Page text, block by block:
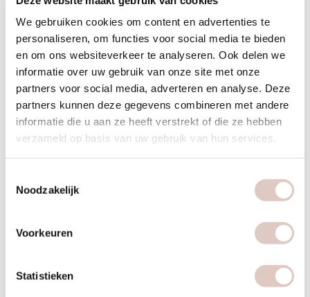
We gebruiken cookies om content en advertenties te
personaliseren, om functies voor social media te bieden
en om ons websiteverkeer te analyseren. Ook delen we
informatie over uw gebruik van onze site met onze
partners voor social media, adverteren en analyse. Deze
partners kunnen deze gegevens combineren met andere
informatie die u aan ze heeft verstrekt of die ze hebben
verzameld op basis van uw gebruik van hun services.
Noodzakelijk
Voorkeuren
Statistieken
Heeft een verlichtende werking bij perifere
zenuwaandoeningen.
Door onbelaste uitgangshoudingen en accent op core-
oefeningen is het sporten in de hot cabin goed ter
voorkoming van rug- en bekkenklachten. Daarbij is
sporten in warmte ook goed voor het revalidatieproces bij
rug en bekkenklachten.
klachten.
vrouwen liggend sporten in warmte ontspannend én heel
Sporten in warmtecabines en fysiotherapie